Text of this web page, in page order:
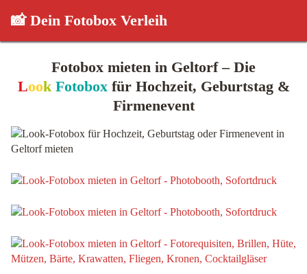
📸 Dein Fotobox Verleih
Fotobox mieten in Geltorf – Die
Look Fotoboxfür Hochzeit, Geburtstag &
Firmenevent